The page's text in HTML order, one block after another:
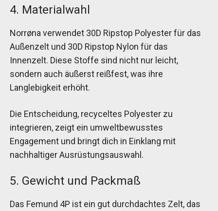
4. Materialwahl
Norrøna verwendet 30D Ripstop Polyester für das
Außenzelt und 30D Ripstop Nylon für das
Innenzelt. Diese Stoffe sind nicht nur leicht,
sondern auch äußerst reißfest, was ihre
Langlebigkeit erhöht.
Die Entscheidung, recyceltes Polyester zu
integrieren, zeigt ein umweltbewusstes
Engagement und bringt dich in Einklang mit
nachhaltiger Ausrüstungsauswahl.
5. Gewicht und Packmaß
Das Femund 4P ist ein gut durchdachtes Zelt, das